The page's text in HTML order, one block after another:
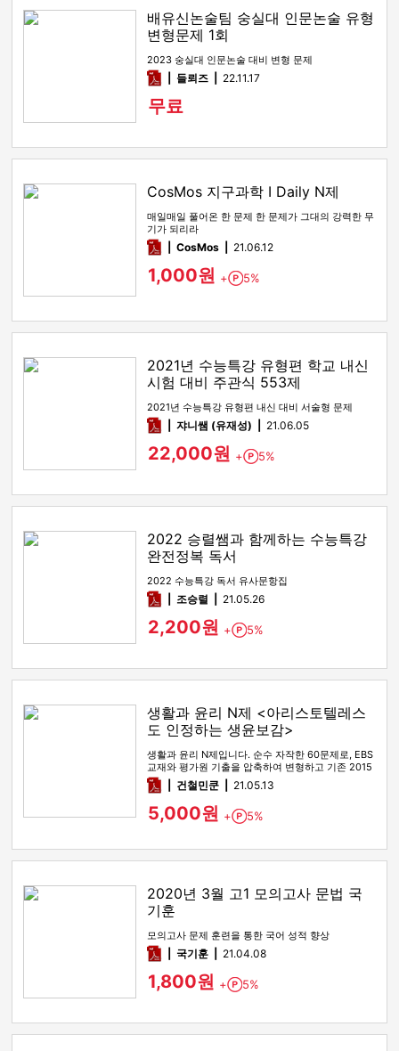
배유신논술팀 숭실대 인문논술 유형
변형문제 1회
2023 숭실대 인문논술 대비 변형 문제
pdf들뢰즈 22.11.17
무료
CosMos 지구과학 I Daily N제
매일매일 풀어온 한 문제 한 문제가 그대의 강력한 무
기가 되리라
pdfCosMos 21.06.12
1,000원 + Point
5%
2021년 수능특강 유형편 학교 내신
시험 대비 주관식 553제
2021년 수능특강 유형편 내신 대비 서술형 문제
pdf쟈니쌤 (유재성) 21.06.05
22,000원 + Point
5%
2022 승렬쌤과 함께하는 수능특강
완전정복 독서
2022 수능특강 독서 유사문항집
pdf조승렬 21.05.26
2,200원 + Point
5%
생활과 윤리 N제 <아리스토텔레스
도 인정하는 생윤보감>
생활과 윤리 N제입니다. 순수 자작한 60문제로, EBS
교재와 평가원 기출을 압축하여 변형하고 기존 2015
개정교육과정 교과…
pdf건철민쿤 21.05.13
5,000원 + Point
5%
2020년 3월 고1 모의고사 문법 국
기훈
모의고사 문제 훈련을 통한 국어 성적 향상
pdf국기훈 21.04.08
1,800원 + Point
5%